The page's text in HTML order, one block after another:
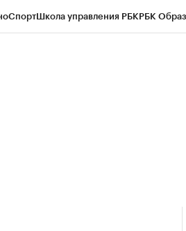
СпортШкола управления РБКРБК